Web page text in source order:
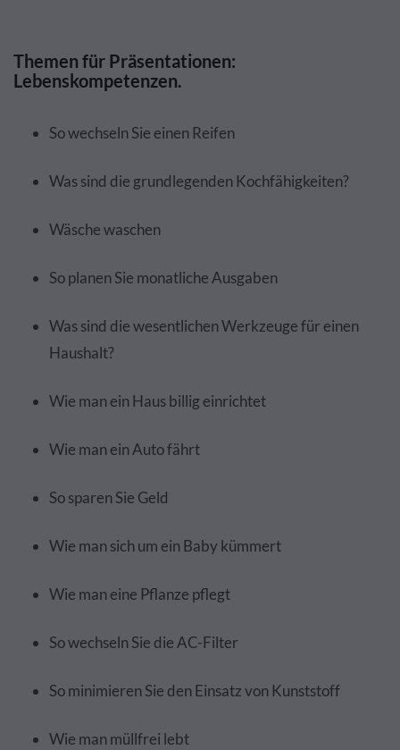
Themen für Präsentationen:
Lebenskompetenzen.
So wechseln Sie einen Reifen
Was sind die grundlegenden Kochfähigkeiten?
Wäsche waschen
So planen Sie monatliche Ausgaben
Was sind die wesentlichen Werkzeuge für einen
Haushalt?
Wie man ein Haus billig einrichtet
Wie man ein Auto fährt
So sparen Sie Geld
Wie man sich um ein Baby kümmert
Wie man eine Pflanze pflegt
So wechseln Sie die AC-Filter
So minimieren Sie den Einsatz von Kunststoff
Wie man müllfrei lebt